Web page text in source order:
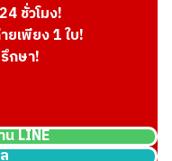
ชั่วโมง!
ยเพียง 1 ใบ!
กษา!
LINE